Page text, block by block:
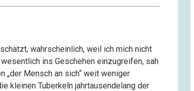
wahrscheinlich, weil ich mich nicht
ins Geschehen einzugreifen, sah
„der Mensch an sich“ weit weniger
kleinen Tuberkeln jahrtausendelang der